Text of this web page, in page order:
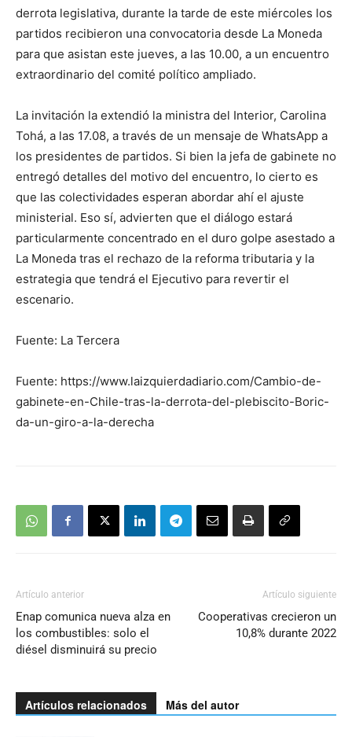
derrota legislativa, durante la tarde de este miércoles los
partidos recibieron una convocatoria desde La Moneda
para que asistan este jueves, a las 10.00, a un encuentro
extraordinario del comité político ampliado.
La invitación la extendió la ministra del Interior, Carolina
Tohá, a las 17.08, a través de un mensaje de WhatsApp a
los presidentes de partidos. Si bien la jefa de gabinete no
entregó detalles del motivo del encuentro, lo cierto es
que las colectividades esperan abordar ahí el ajuste
ministerial. Eso sí, advierten que el diálogo estará
particularmente concentrado en el duro golpe asestado a
La Moneda tras el rechazo de la reforma tributaria y la
estrategia que tendrá el Ejecutivo para revertir el
escenario.
Fuente: La Tercera
Fuente: https://www.laizquierdadiario.com/Cambio-de-
gabinete-en-Chile-tras-la-derrota-del-plebiscito-Boric-
da-un-giro-a-la-derecha
Artículo anterior
Enap comunica nueva alza en
los combustibles: solo el
diésel disminuirá su precio
Artículo siguiente
Cooperativas crecieron un
10,8% durante 2022
Artículos relacionados Más del autor